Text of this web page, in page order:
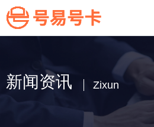
新闻资讯 Zixun